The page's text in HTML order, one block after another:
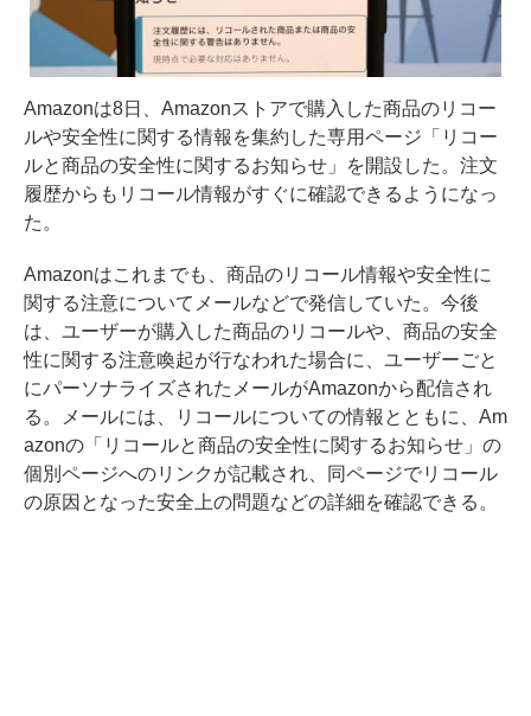
Amazonは8日、Amazonストアで購入した商品のリコー
ルや安全性に関する情報を集約した専用ページ「 リコー
ルと商品の安全性に関するお知らせ」を開設した。注文
履歴からもリコール情報がすぐに確認できるようになっ
た。
Amazonはこれまでも、商品のリコール情報や安全性に
関する注意についてメールなどで発信していた。今後
は、ユーザーが購入した商品のリコールや、商品の安全
性に関する注意喚起が行なわれた場合に、ユーザーごと
にパーソナライズされたメールがAmazonから配信され
る。メールには、リコールについての情報とともに、Am
azonの「リコールと商品の安全性に関するお知らせ」の
個別ページへのリンクが記載され、同ページでリコール
の原因となった安全上の問題などの詳細を確認できる。